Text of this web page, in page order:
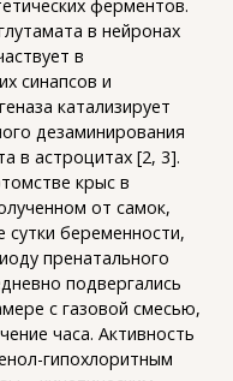
ферментов.
в нейронах
в
синапсов и
катализирует
дезаминирования
в астроцитах [2, 3].
крыс в
от самок,
сутки беременности,
пренатального
подвергались
с газовой смесью,
часа. Активность
гипохлоритным